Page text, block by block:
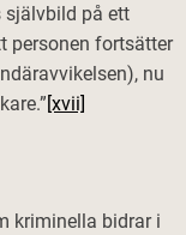
självbild på ett
personen fortsätter
nu
[xvii]
kriminella bidrar i